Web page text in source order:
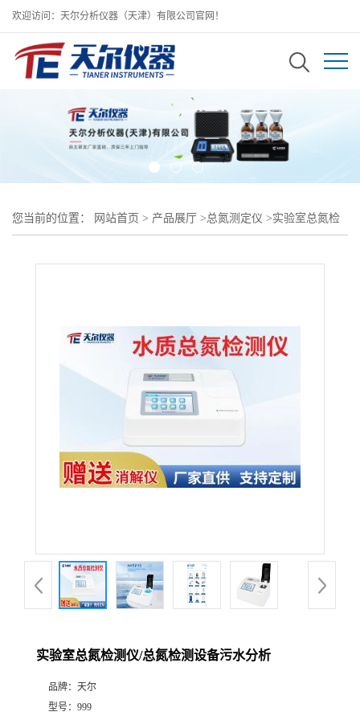
欢迎访问：天尔分析仪器（天津）有限公司官网！
您当前的位置： 网站首页 > 产品展厅 >总氮测定仪 >实验室总氮检
实验室总氮检测仪/总氮检测设备污水分析
品牌： 天尔
型号： 999